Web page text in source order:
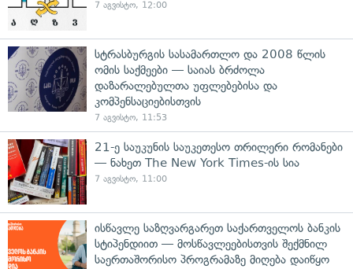
7 აგვისტო, 12:00
სტრასბურგის სასამართლო და 2008 წლის
ომის საქმეები — საიას ბრძოლა
დაზარალებულთა უფლებებისა და
კომპენსაციებისთვის
7 აგვისტო, 11:53
21-ე საუკუნის საუკეთესო თრილერი რომანები
— ნახეთ The New York Times-ის სია
7 აგვისტო, 11:00
ისწავლე საზღვარგარეთ საქართველოს ბანკის
სტიპენდიით — მოსწავლეებისთვის შექმნილ
საერთაშორისო პროგრამაზე მიღება დაიწყო